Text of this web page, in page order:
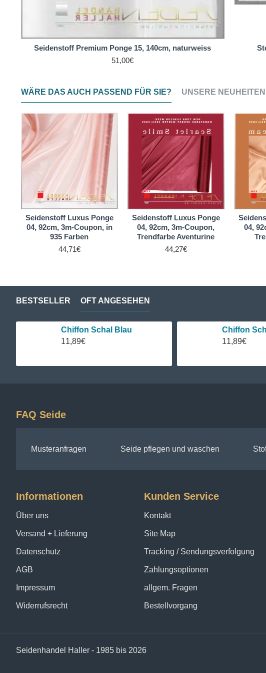
Seidenstoff Premium Ponge 15, 140cm, naturweiss
51,00€
WÄRE DAS AUCH PASSEND FÜR SIE? UNSERE NEUHEITEN
Seidenstoff Luxus Ponge
04, 92cm, 3m-Coupon, in
935 Farben
44,71€
Seidenstoff Luxus Ponge
04, 92cm, 3m-Coupon,
Trendfarbe Aventurine
44,27€
04,
BESTSELLER OFT ANGESEHEN
Chiffon Schal Blau
11,89€
Chiffon
11,89€
FAQ Seide
Musteranfragen Seide pflegen und waschen
Informationen
Über uns
Versand + Lieferung
Datenschutz
AGB
Impressum
Widerrufsrecht
Kunden Service
Kontakt
Site Map
Tracking / Sendungsverfolgung
Zahlungsoptionen
allgem. Fragen
Bestellvorgang
Seidenhandel Haller - 1985 bis 2026